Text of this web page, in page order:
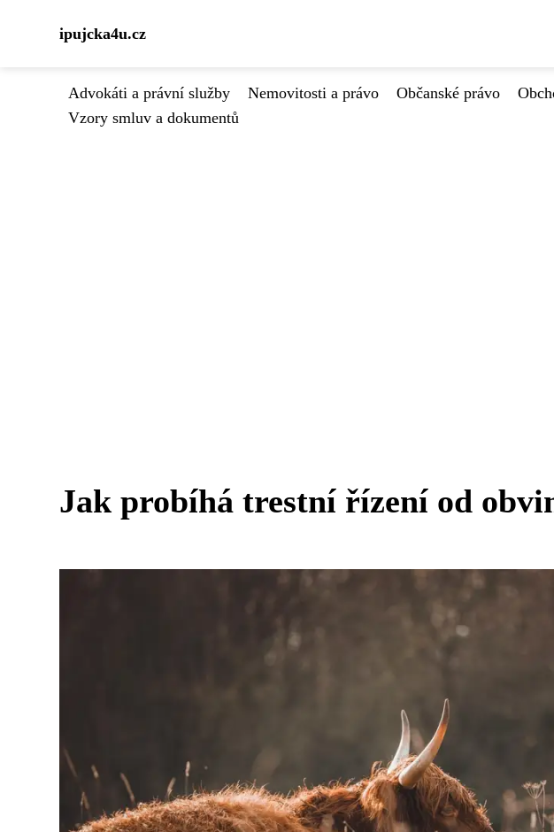
ipujcka4u.cz
Advokáti a právní služby Nemovitosti a právo Občanské právo
Vzory smluv a dokumentů
Jak probíhá trestní řízení od